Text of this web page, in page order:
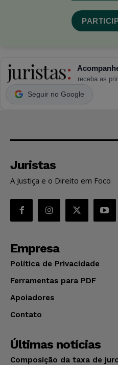
receba as
Seguir no Google
Juristas
A Justiça e o Direito em Foco
Empresa
Política de Privacidade
Ferramentas para PDF
Apoiadores
Contato
Últimas notícias
Composição da taxa de